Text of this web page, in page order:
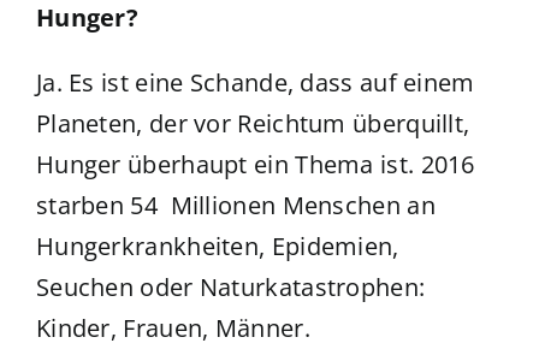
Hunger?
Ja. Es ist eine Schande, dass auf einem
Planeten, der vor Reichtum überquillt,
Hunger überhaupt ein Thema ist. 2016
starben 54 Millionen Menschen an
Hungerkrankheiten, Epidemien,
Seuchen oder Naturkatastrophen:
Kinder, Frauen, Männer.